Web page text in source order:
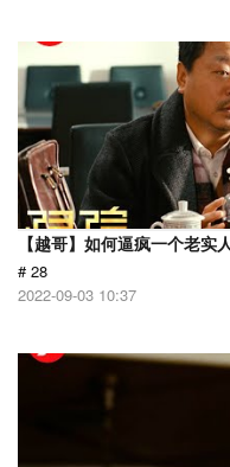
【越哥】如何逼疯一个老实
# 28
2022-09-03 10:37